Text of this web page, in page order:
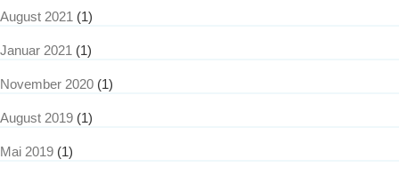
August 2021 (1)
Januar 2021 (1)
November 2020 (1)
August 2019 (1)
Mai 2019 (1)